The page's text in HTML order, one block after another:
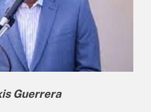
Guerrera